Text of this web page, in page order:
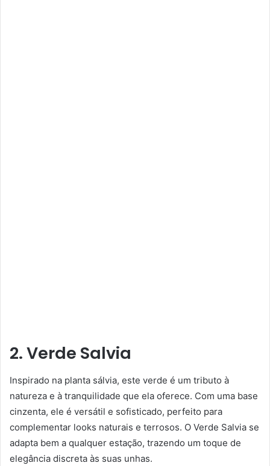
2. Verde Salvia
Inspirado na planta sálvia, este verde é um tributo à
natureza e à tranquilidade que ela oferece. Com uma base
cinzenta, ele é versátil e sofisticado, perfeito para
complementar looks naturais e terrosos. O Verde Salvia se
adapta bem a qualquer estação, trazendo um toque de
elegância discreta às suas unhas.